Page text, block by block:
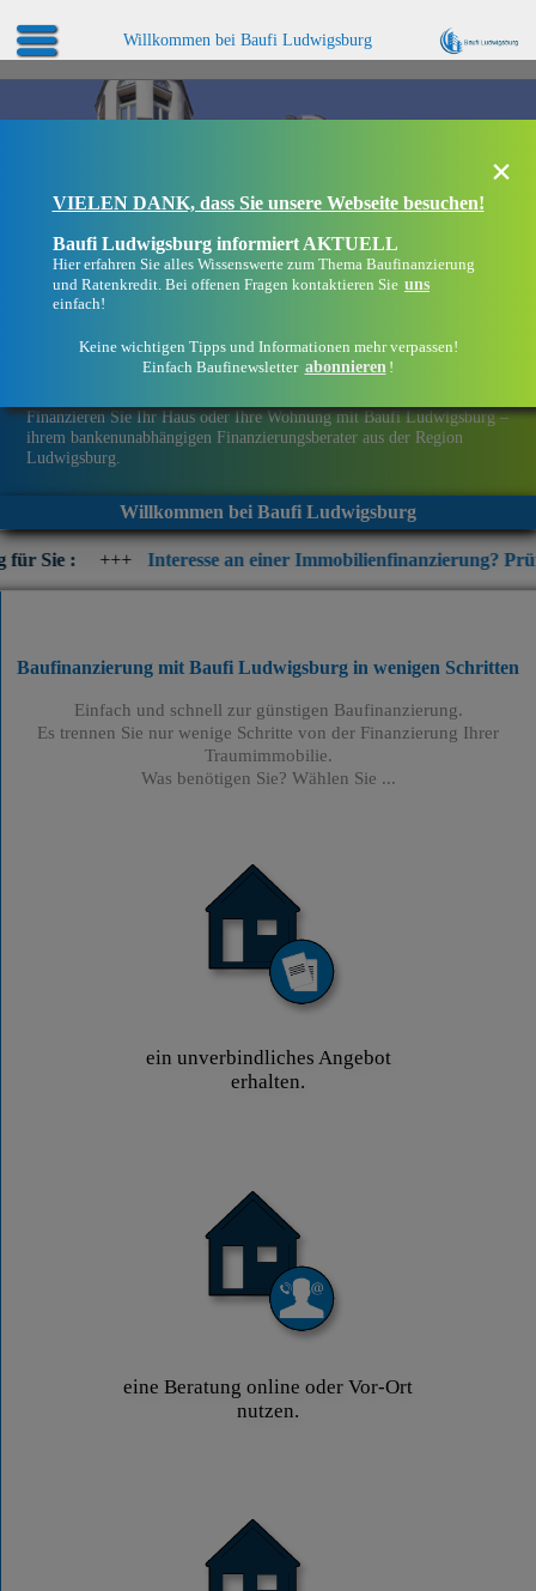
Willkommen bei Baufi Ludwigsburg
Finanzieren Sie Ihr Haus oder Ihre Wohnung mit Baufi Ludwigsburg –
ihrem bankenunabhängigen Finanzierungsberater aus der Region
Ludwigsburg.
Willkommen bei Baufi Ludwigsburg
Interesse an einer Immobilienfinanzierung? Prüfen Sie jetzt
×
VIELEN DANK, dass Sie unsere Webseite besuchen!
Baufi Ludwigsburg informiert AKTUELL
Hier erfahren Sie alles Wissenswerte zum Thema Baufinanzierung
und Ratenkredit. Bei offenen Fragen kontaktieren Sie uns
einfach!
Keine wichtigen Tipps und Informationen mehr verpassen!
Einfach Baufinewsletter abonnieren !
Baufinanzierung mit Baufi Ludwigsburg in wenigen Schritten
Einfach und schnell zur günstigen Baufinanzierung.
Es trennen Sie nur wenige Schritte von der Finanzierung Ihrer
Traumimmobilie.
Was benötigen Sie? Wählen Sie ...
ein unverbindliches Angebot
erhalten.
eine Beratung online oder Vor-Ort
nutzen.